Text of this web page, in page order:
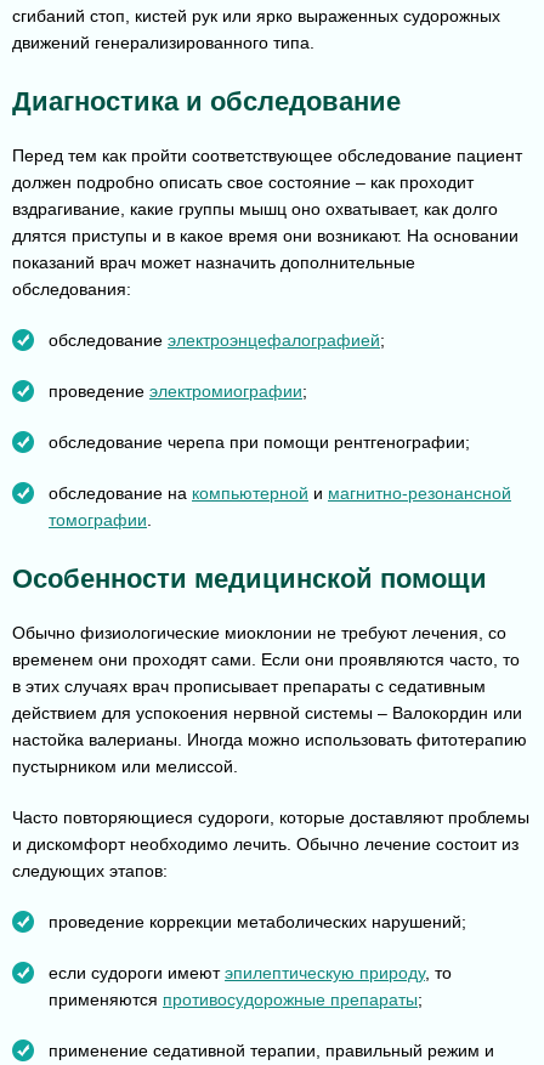
сгибаний стоп, кистей рук или ярко выраженных судорожных
движений генерализированного типа.
Диагностика и обследование
Перед тем как пройти соответствующее обследование пациент
должен подробно описать свое состояние – как проходит
вздрагивание, какие группы мышц оно охватывает, как долго
длятся приступы и в какое время они возникают. На основании
показаний врач может назначить дополнительные
обследования:
обследование электроэнцефалографией;
проведение электромиографии;
обследование черепа при помощи рентгенографии;
обследование на компьютерной и магнитно-резонансной
томографии
Особенности медицинской помощи
Обычно физиологические миоклонии не требуют лечения, со
временем они проходят сами. Если они проявляются часто, то
в этих случаях врач прописывает препараты с седативным
действием для успокоения нервной системы – Валокордин или
настойка валерианы. Иногда можно использовать фитотерапию
пустырником или мелиссой.
Часто повторяющиеся судороги, которые доставляют проблемы
и дискомфорт необходимо лечить. Обычно лечение состоит из
следующих этапов:
проведение коррекции метаболических нарушений;
если судороги имеютэпилептическую природу, то
применяются противосудорожные препараты;
применение седативной терапии, правильный режим и